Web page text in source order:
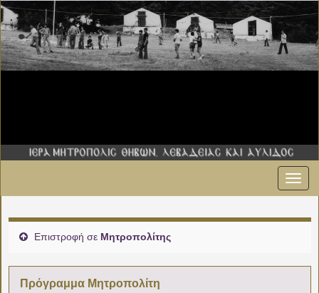
Επιστροφή σε Μητροπολίτης
Πρόγραμμα Μητροπολίτη